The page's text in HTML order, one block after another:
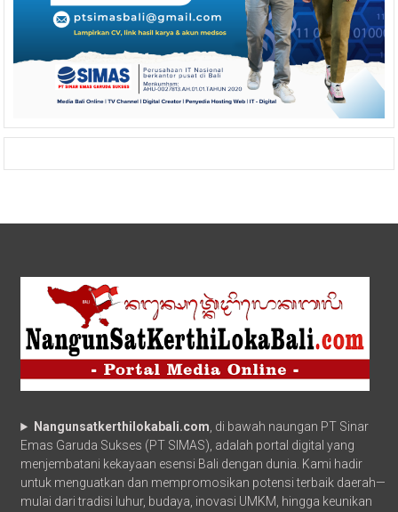
Nangunsatkerthilokabali.com , di bawah naungan PT Sinar
Emas Garuda Sukses (PT SIMAS), adalah portal digital yang
menjembatani kekayaan esensi Bali dengan dunia. Kami hadir
untuk menguatkan dan mempromosikan potensi terbaik daerah—
mulai dari tradisi luhur, budaya, inovasi UMKM, hingga keunikan